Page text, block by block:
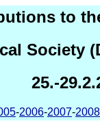
to
Society
25.-
-2006-2007-2008